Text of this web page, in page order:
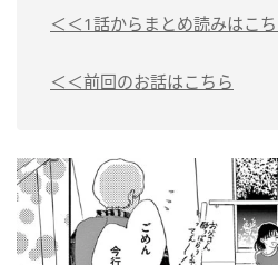
＜＜1話からまとめ読みはこ
＜＜前回のお話はこちら